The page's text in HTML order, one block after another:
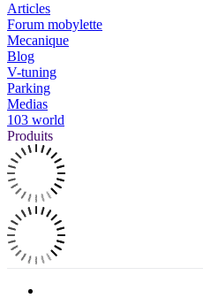
Articles
Forum mobylette
Mecanique
Blog
V-tuning
Parking
Medias
103 world
Produits